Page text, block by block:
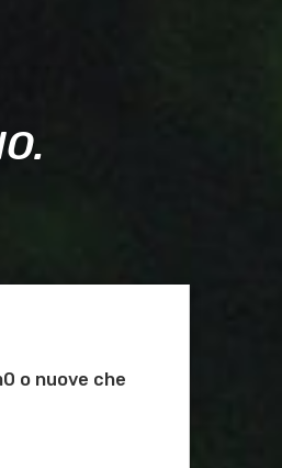
o nuove che